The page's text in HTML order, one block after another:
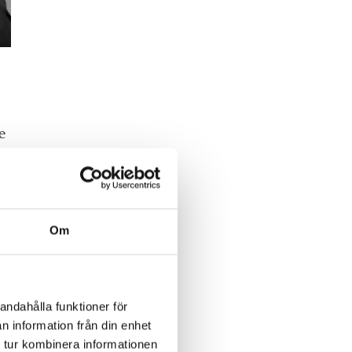
Om
funktioner för
information från din enhet
kombinera informationen